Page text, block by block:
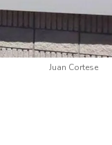
Juan Cortese